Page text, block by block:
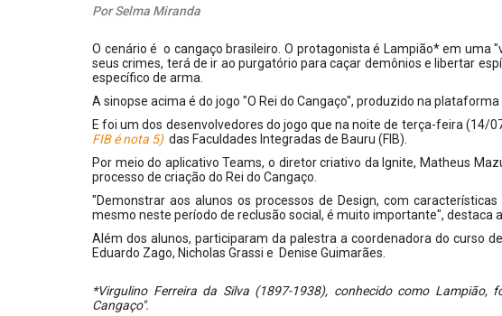
Por Selma Miranda
O cenário é o cangaço brasileiro. O protagonista é Lampião* em uma
seus crimes, terá de ir ao purgatório para caçar demônios e libertar
específico de arma.
A sinopse acima é do jogo "O Rei do Cangaço", produzido na
E foi um dos desenvolvedores do jogo que na noite de terça-feira (14/
FIB é nota 5)das Faculdades Integradas de Bauru (FIB).
Por meio do aplicativo Teams, o diretor criativo da Ignite, Matheus
processo de criação do Rei do Cangaço.
"Demonstrar aos alunos os processos de Design, com
mesmo neste período de reclusão social, é muito importante", destaca
Além dos alunos, participaram da palestra a coordenadora do curso
Eduardo Zago, Nicholas Grassi e Denise Guimarães.
*Virgulino Ferreira da Silva (1897-1938), conhecido como
Cangaço".